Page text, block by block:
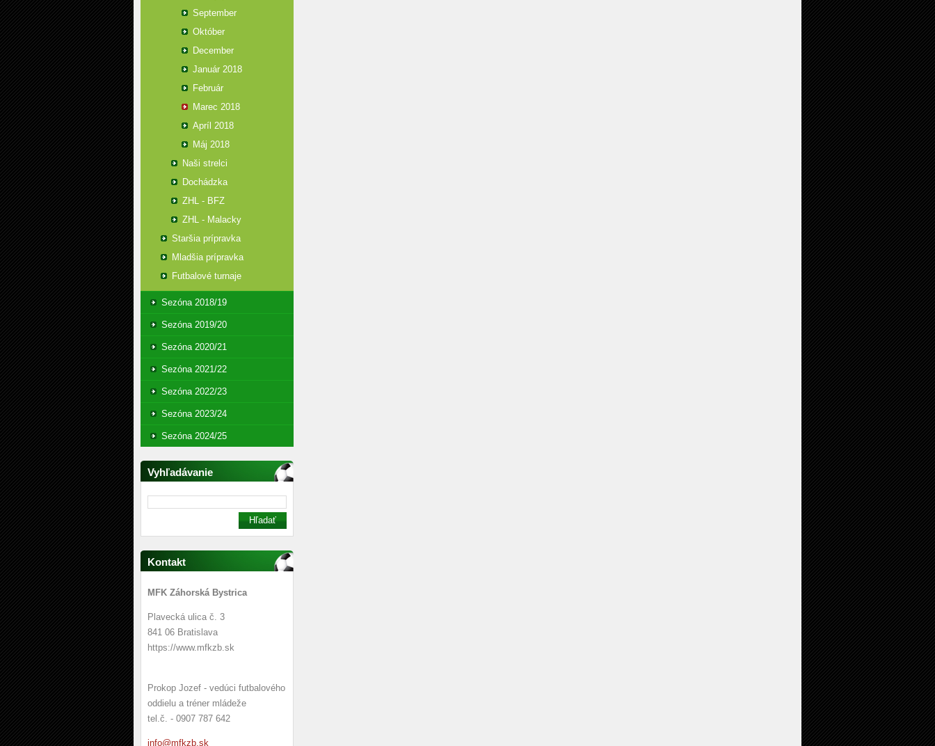
September
Október
December
Január 2018
Február
Marec 2018
Apríl 2018
Máj 2018
Naši strelci
Dochádzka
ZHL - BFZ
ZHL - Malacky
Staršia prípravka
Mladšia prípravka
Futbalové turnaje
Sezóna 2018/19
Sezóna 2019/20
Sezóna 2020/21
Sezóna 2021/22
Sezóna 2022/23
Sezóna 2023/24
Sezóna 2024/25
Vyhľadávanie
Kontakt
MFK Záhorská Bystrica
Plavecká ulica č. 3
841 06 Bratislava
https://www.mfkzb.sk
Prokop Jozef - vedúci futbalového
oddielu a tréner mládeže
tel.č. - 0907 787 642
info@mfkzb.sk